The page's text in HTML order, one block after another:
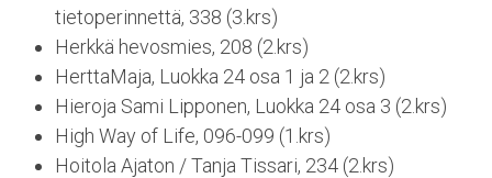
tietoperinnettä, 338 (3.krs)
Herkkä hevosmies, 208 (2.krs)
HerttaMaja, Luokka 24 osa 1 ja 2 (2.krs)
Hieroja Sami Lipponen, Luokka 24 osa 3 (2.krs)
High Way of Life, 096-099 (1.krs)
Hoitola Ajaton / Tanja Tissari, 234 (2.krs)